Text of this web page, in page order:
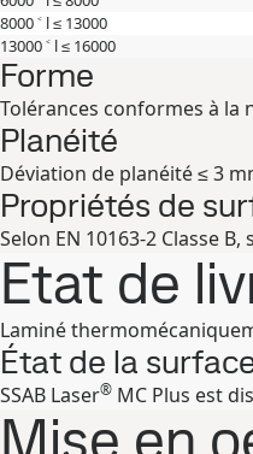
8000 ˂ l ≤ 13000
13000 ˂ l ≤ 16000
Forme
Tolérances conformes à la
Planéité
Déviation de planéité ≤ 3
Propriétés de
Selon EN 10163-2 Classe B,
Etat de
Laminé
État de la
SSAB Laser® MC Plus est